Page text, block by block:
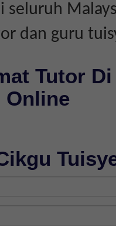
dan guru
Tutor
Online